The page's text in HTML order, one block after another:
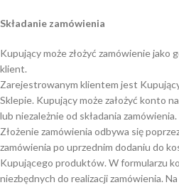
Składanie zamówienia
Kupujący może złożyć zamówienie jako
klient.
Zarejestrowanym klientem jest
Sklepie. Kupujący może założyć konto
lub niezależnie od składania zamówienia.
Złożenie zamówienia odbywa się
zamówienia po uprzednim dodaniu do
Kupującego produktów. W formularzu
niezbędnych do realizacji zamówienia.